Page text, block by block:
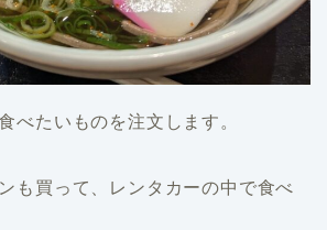
べたいものを注文します。
も買って、レンタカーの中で食べ